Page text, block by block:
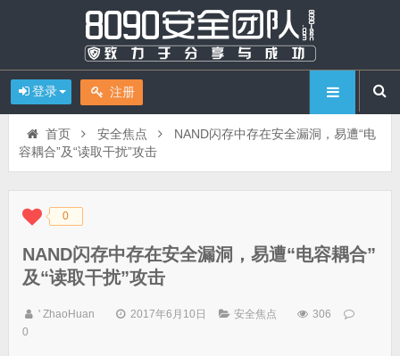
登录 注册
首页 安全焦点
NAND闪存中存在安全漏洞，易遭“电
容耦合”及“读取干扰”攻击
◆◆ 0
NAND闪存中存在安全漏洞，易遭“电容耦合”
及“读取干扰”攻击
' ZhaoHuan 2017年6月10日 安全焦点
306
0